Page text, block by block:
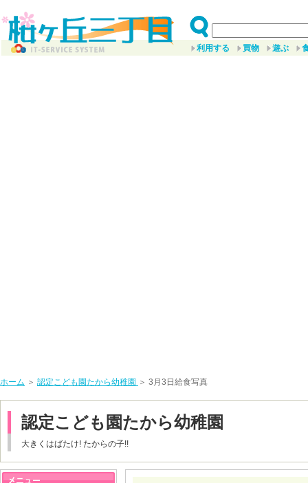
利用する 買物 遊ぶ
ホーム ＞ 認定こども園たから幼稚園 ＞ 3月3日給食写真
認定こども園たから幼稚園
大きくはばたけ! たからの子!!